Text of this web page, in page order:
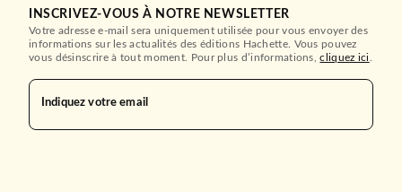
INSCRIVEZ-VOUS À NOTRE NEWSLETTER
Votre adresse e-mail sera uniquement utilisée pour vous envoyer des
informations sur les actualités des éditions Hachette. Vous pouvez
vous désinscrire à tout moment. Pour plus d’informations,cliquez ici
Indiquez votre email